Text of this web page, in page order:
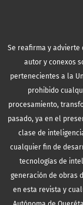
Se reafirma y advierte
autor y conexos
pertenecientes a la
prohibido
procesamiento,
pasado, ya en el
clase de
cualquier fin de
tecnologías de
generación de obras
en esta revista y